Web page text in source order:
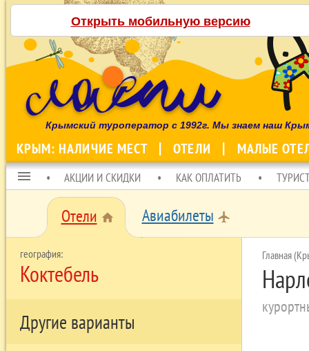
Открыть мобильную версию
Крымский туроператор с 1992г. Мы знаем наш
КРЫМ: НАЛИЧИЕ МЕСТ ОТЕЛИ МАЛЫЕ
menu АКЦИИ И СКИДКИ КАК ОПЛАТИТЬ
Отели home Авиабилеты local_airport
Коктебель
Другие варианты
Главная